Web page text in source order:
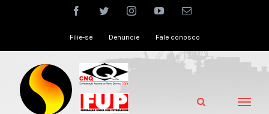
facebooktwitter instagramyoutubeEmail
Filie-se Denuncie Fale conosco